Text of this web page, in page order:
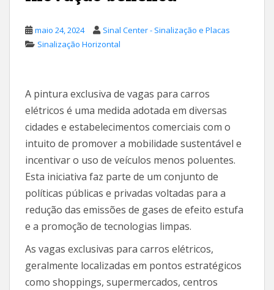
maio 24, 2024
Sinal Center - Sinalização e Placas
Sinalização Horizontal
A pintura exclusiva de vagas para carros
elétricos é uma medida adotada em diversas
cidades e estabelecimentos comerciais com o
intuito de promover a mobilidade sustentável e
incentivar o uso de veículos menos poluentes.
Esta iniciativa faz parte de um conjunto de
políticas públicas e privadas voltadas para a
redução das emissões de gases de efeito estufa
e a promoção de tecnologias limpas.
As vagas exclusivas para carros elétricos,
geralmente localizadas em pontos estratégicos
como shoppings, supermercados, centros